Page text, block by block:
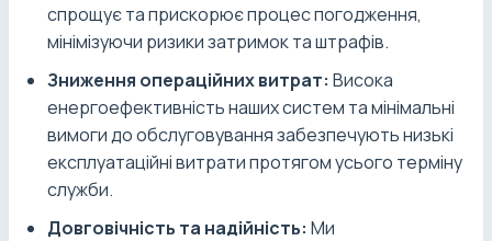
спрощує та прискорює процес погодження,
мінімізуючи ризики затримок та штрафів.
Зниження операційних витрат: Висока
енергоефективність наших систем та мінімальні
вимоги до обслуговування забезпечують низькі
експлуатаційні витрати протягом усього терміну
служби.
Довговічність та надійність: Ми